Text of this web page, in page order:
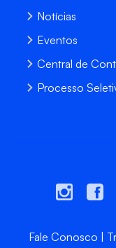
Notícias
Eventos
Central de
Processo
Fale Conosco